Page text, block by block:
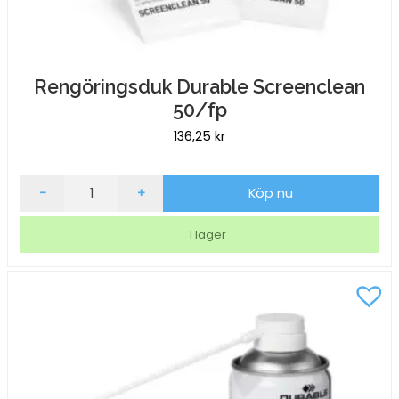
Rengöringsduk Durable Screenclean
50/fp
136,25 kr
Rengöringsduk
- + Köp nu
I lager